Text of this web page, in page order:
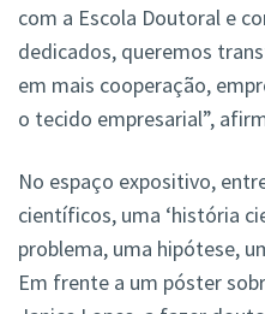
com a Escola Doutoral e
dedicados, queremos
em mais cooperação,
o tecido empresarial”,
No espaço expositivo,
científicos, uma ‘história
problema, uma hipótese,
Em frente a um póster